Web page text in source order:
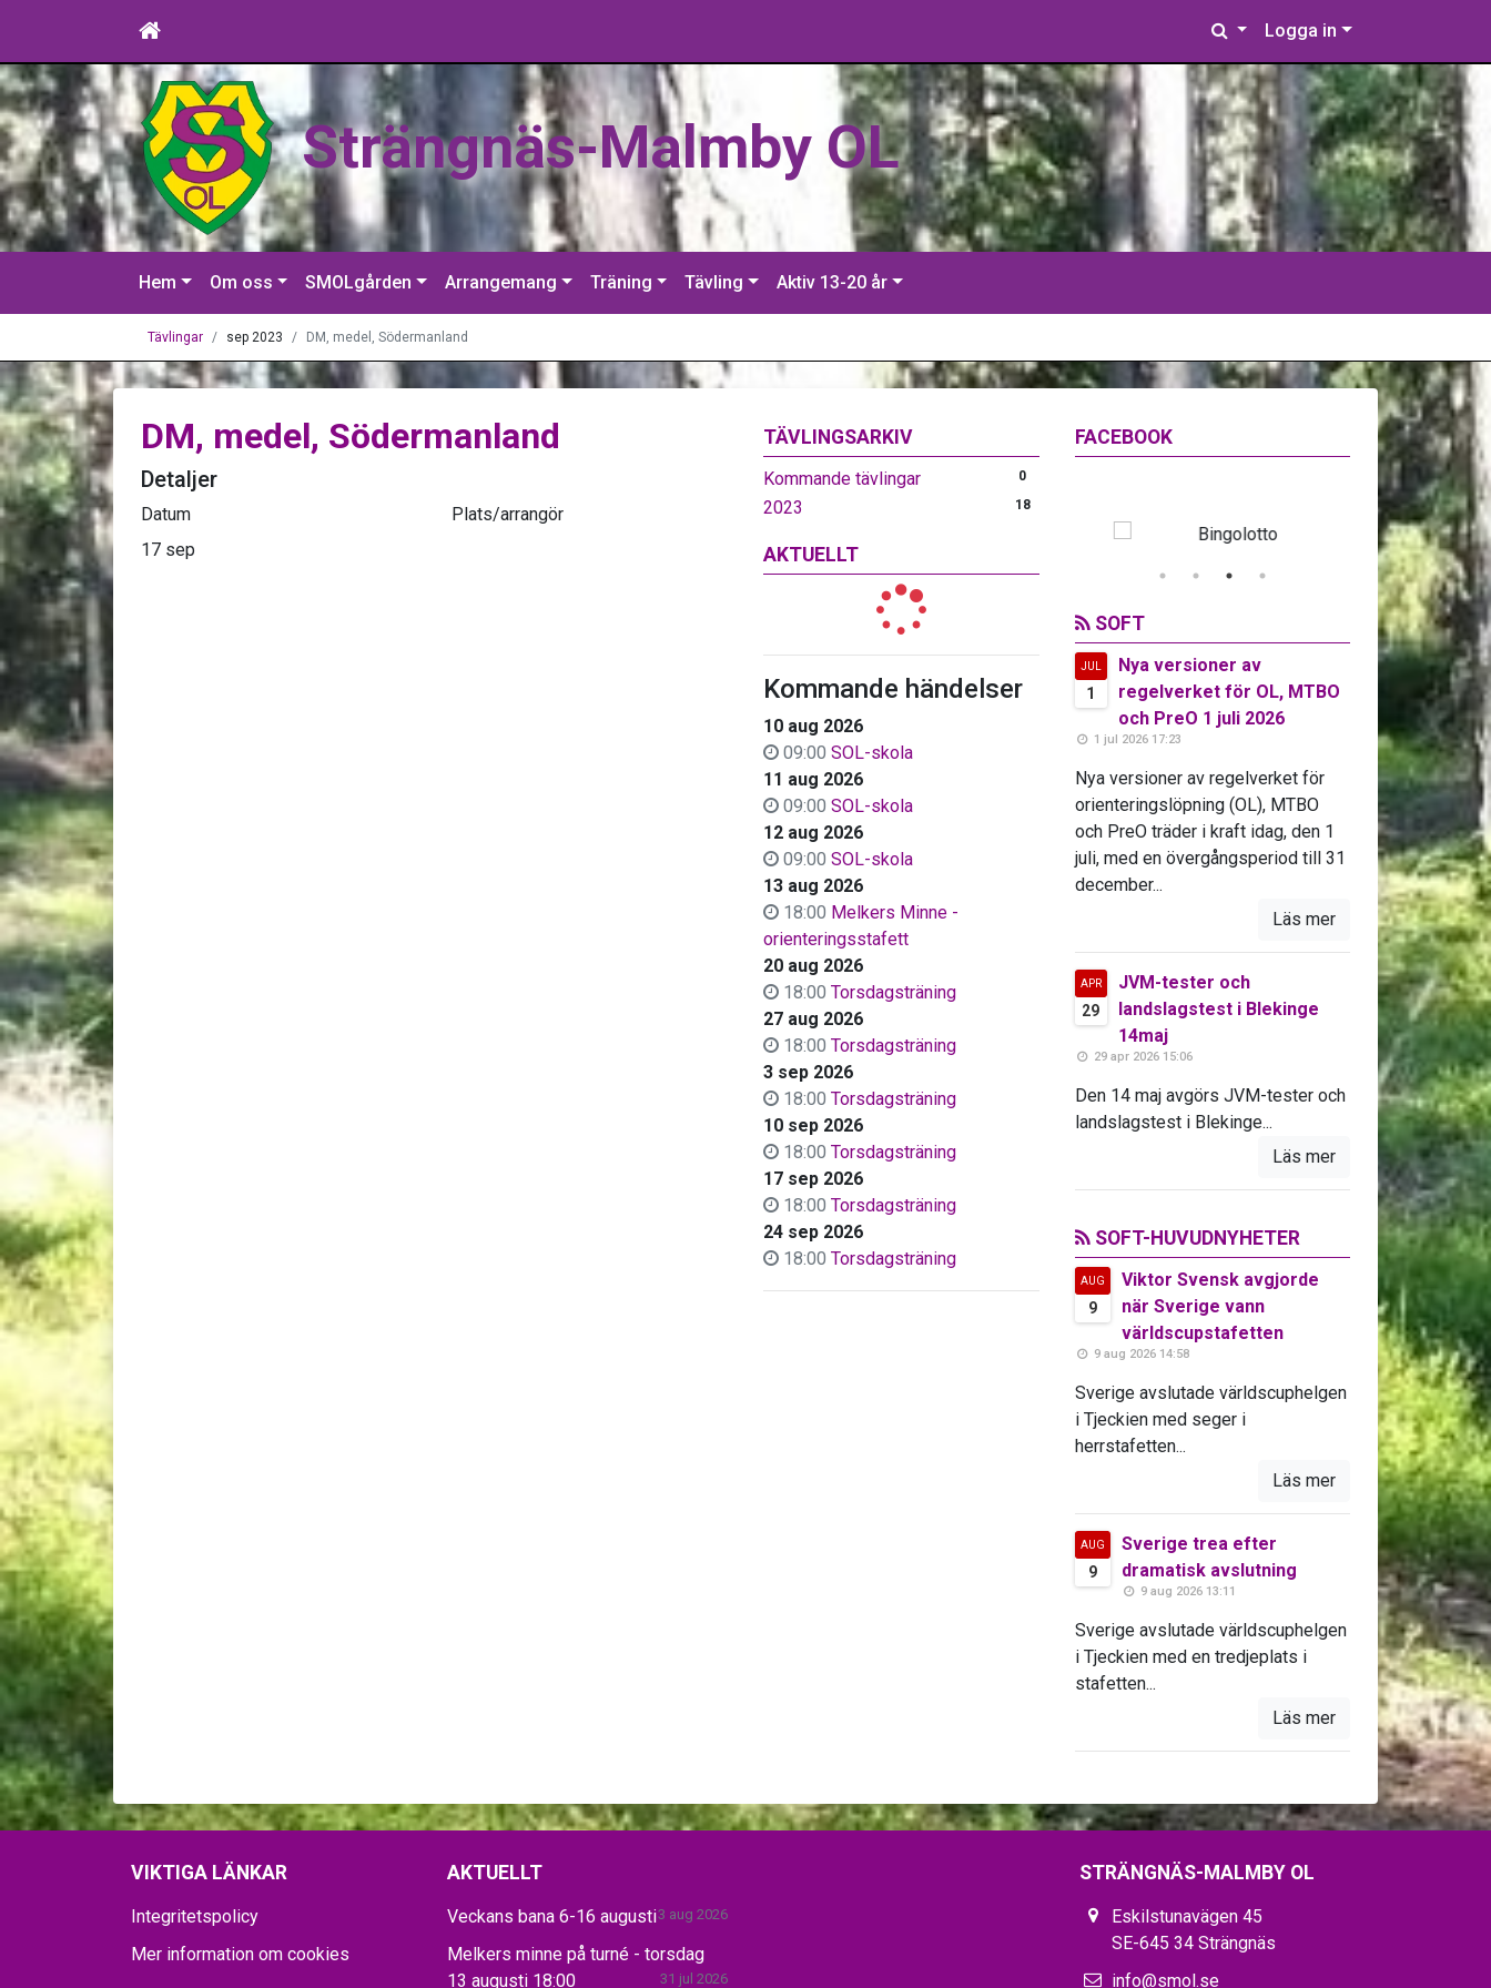
Logga in
Strängnäs-Malmby OL
Hem Om oss SMOLgården Arrangemang Träning Tävling Aktiv 13-20 år
Tävlingar sep 2023 DM, medel, Södermanland
TÄVLINGSARKIV
Kommande tävlingar 0
2023 18
AKTUELLT
Kommande händelser
10 aug 2026
09:00 SOL-skola
11 aug 2026
09:00 SOL-skola
12 aug 2026
09:00 SOL-skola
13 aug 2026
18:00 Melkers Minne -
orienteringsstafett
20 aug 2026
18:00 Torsdagsträning
27 aug 2026
18:00 Torsdagsträning
3 sep 2026
18:00 Torsdagsträning
10 sep 2026
18:00 Torsdagsträning
17 sep 2026
18:00 Torsdagsträning
24 sep 2026
18:00 Torsdagsträning
DM, medel, Södermanland
Detaljer
Datum
17 sep
Plats/arrangör
FACEBOOK
SOFT
JUL
1
Nya versioner av
regelverket för OL, MTBO
och PreO 1 juli 2026
1 jul 2026 17:23
Nya versioner av regelverket för
orienteringslöpning (OL), MTBO
och PreO träder i kraft idag, den 1
juli, med en övergångsperiod till 31
december...
Läs mer
APR
29
JVM-tester och
landslagstest i Blekinge
14maj
29 apr 2026 15:06
Den 14 maj avgörs JVM-tester och
landslagstest i Blekinge...
Läs mer
SOFT-HUVUDNYHETER
AUG
9
Viktor Svensk avgjorde
när Sverige vann
världscupstafetten
9 aug 2026 14:58
Sverige avslutade världscuphelgen
i Tjeckien med seger i
herrstafetten...
Läs mer
AUG
9
Sverige trea efter
dramatisk avslutning
9 aug 2026 13:11
Sverige avslutade världscuphelgen
i Tjeckien med en tredjeplats i
stafetten...
Läs mer
VIKTIGA LÄNKAR
Integritetspolicy
Mer information om cookies
AKTUELLT
Veckans bana 6-16 augusti3 aug 2026
Melkers minne på turné - torsdag
13 augusti 18:00
31 jul 2026
STRÄNGNÄS-MALMBY OL
Eskilstunavägen 45
SE-645 34 Strängnäs
info@smol.se